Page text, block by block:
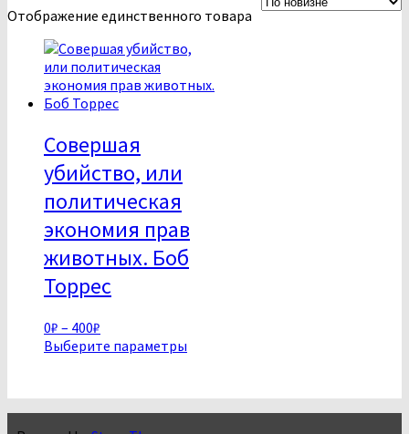
Отображение единственного товара
Совершая
убийство, или
политическая
экономия прав
животных. Боб
Торрес
0₽ – 400₽
цен:
400₽
Выберите параметры
несколько
вариаций.